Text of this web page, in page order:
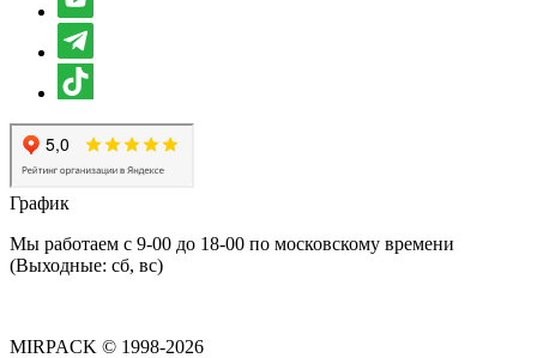
График
Мы работаем с 9-00 до 18-00 по московскому времени
(Выходные: сб, вс)
MIRPACK © 1998-2026